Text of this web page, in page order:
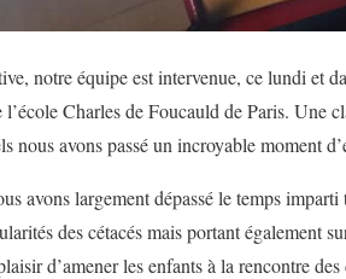
notre équipe est intervenue, ce lundi et
Charles de Foucauld de Paris. Une
nous avons passé un incroyable moment
avons largement dépassé le temps
des cétacés mais portant également
d’amener les enfants à la rencontre